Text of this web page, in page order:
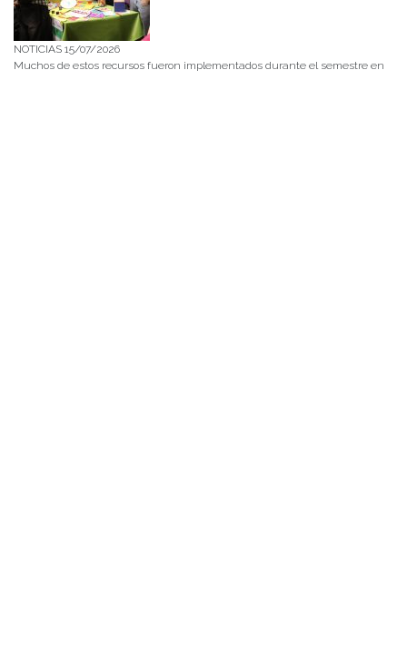
NOTICIAS 15/07/2026
Muchos de estos recursos fueron implementados durante el semestre en